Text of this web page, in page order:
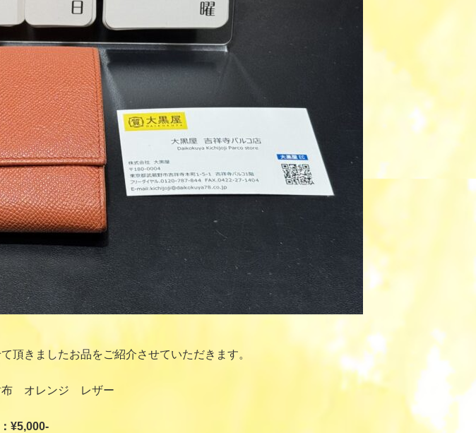
頂きましたお品をご紹介させていただきます。
布 オレンジ レザー
¥5,000-